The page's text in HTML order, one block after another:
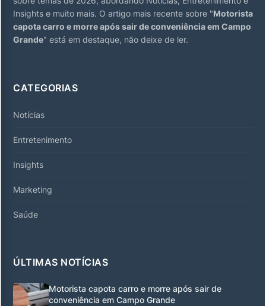
Insights e muito mais. O artigo mais recente sobre "Motorista
capota carro e morre após sair de conveniência em Campo
Grande" está em destaque, não deixe de ler.
CATEGORIAS
Notícias
Entretenimento
Insights
Marketing
Saúde
ÚLTIMAS NOTÍCIAS
Motorista capota carro e morre após sair de
conveniência em Campo Grande